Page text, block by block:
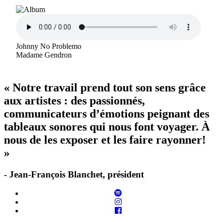
Johnny No Problemo
Madame Gendron
« Notre travail prend tout son sens grâce
aux artistes : des passionnés,
communicateurs d’émotions peignant des
tableaux sonores qui nous font voyager. À
nous de les exposer et les faire rayonner!
»
- Jean-François Blanchet, président